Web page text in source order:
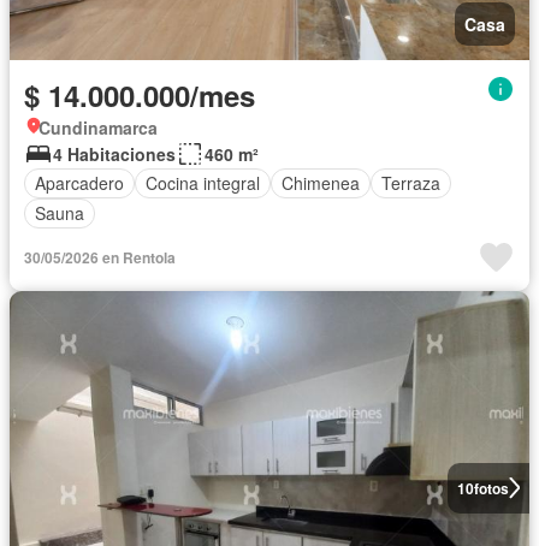
Casa
$ 14.000.000/mes
Cundinamarca
4 Habitaciones
460 m²
Aparcadero
Cocina integral Chimenea
Terraza
Sauna
30/05/2026 en Rentola
10fotos